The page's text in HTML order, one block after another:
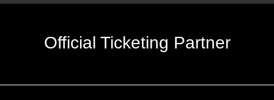
Official Ticketing Partner